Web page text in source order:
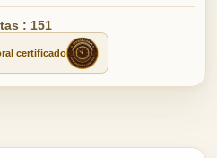
: 151
certificado